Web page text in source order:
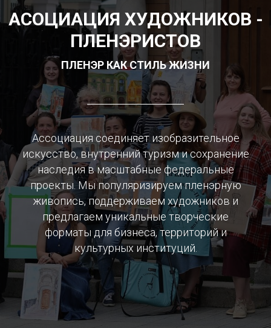
АСОЦИАЦИЯ ХУДОЖНИКОВ -
ПЛЕНЭРИСТОВ
ПЛЕНЭР КАК СТИЛЬ ЖИЗНИ
Ассоциация соединяет изобразительное
искусство, внутренний туризм и сохранение
наследия в масштабные федеральные
проекты. Мы популяризируем пленэрную
живопись, поддерживаем художников и
предлагаем уникальные творческие
форматы для бизнеса, территорий и
культурных институций.